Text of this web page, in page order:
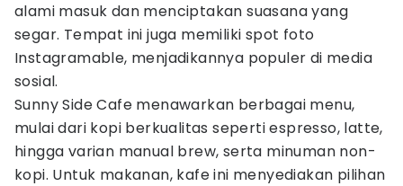
alami masuk dan menciptakan suasana yang
segar. Tempat ini juga memiliki spot foto
Instagramable, menjadikannya populer di media
sosial.
Sunny Side Cafe menawarkan berbagai menu,
mulai dari kopi berkualitas seperti espresso, latte,
hingga varian manual brew, serta minuman non-
kopi. Untuk makanan, kafe ini menyediakan pilihan